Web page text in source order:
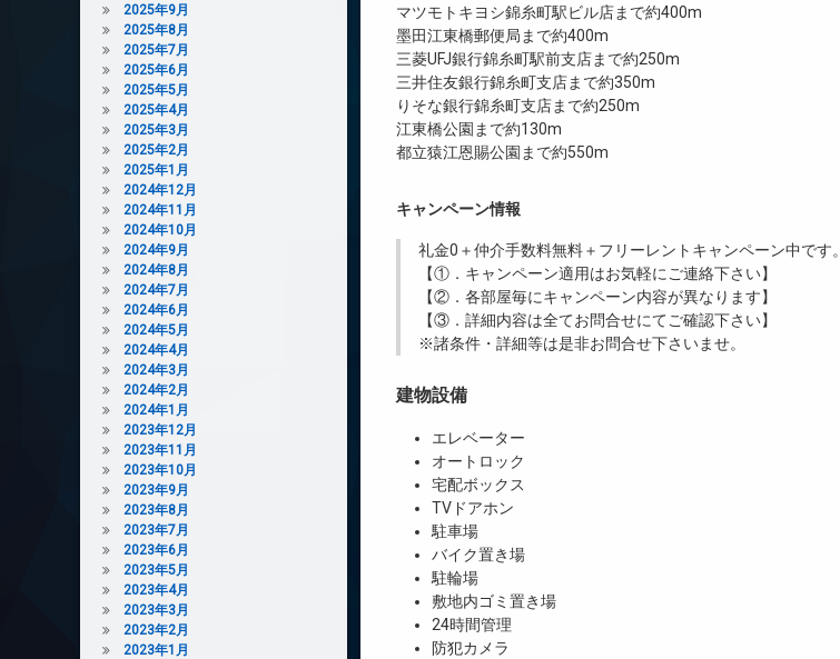
マツモトキヨシ錦糸町駅ビル店まで約400m
墨田江東橋郵便局まで約400m
三菱UFJ銀行錦糸町駅前支店まで約250m
三井住友銀行錦糸町支店まで約350m
りそな銀行錦糸町支店まで約250m
江東橋公園まで約130m
都立猿江恩賜公園まで約550m
キャンペーン情報
礼金0 ＋仲介手数料無料＋ フリーレント キャンペーン中です。
【①．キャンペーン適用はお気軽にご連絡下さい】
【②．各部屋毎にキャンペーン内容が異なります】
【③．詳細内容は全てお問合せにてご確認下さい】
※諸条件・詳細等は是非お問合せ下さいませ。
建物設備
エレベーター
オートロック
宅配ボックス
TVドアホン
駐車場
バイク置き場
駐輪場
敷地内ゴミ置き場
24時間管理
防犯カメラ
2025年9月
2025年8月
2025年7月
2025年6月
2025年5月
2025年4月
2025年3月
2025年2月
2025年1月
2024年12月
2024年11月
2024年10月
2024年9月
2024年8月
2024年7月
2024年6月
2024年5月
2024年4月
2024年3月
2024年2月
2024年1月
2023年12月
2023年11月
2023年10月
2023年9月
2023年8月
2023年7月
2023年6月
2023年5月
2023年4月
2023年3月
2023年2月
2023年1月